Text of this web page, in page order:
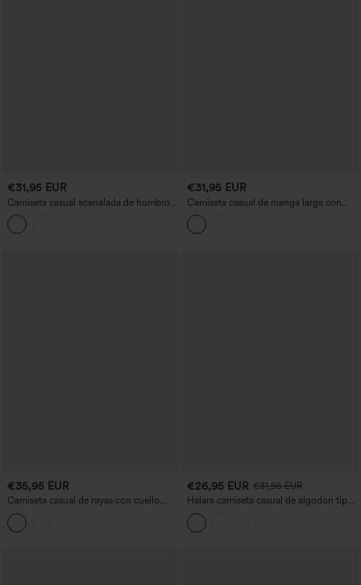
€31,95 EUR
Camiseta casual acanalada de hombros
descubiertos y manga larga, con
sujetador incorporado y corte
ultradelgado
€31,95 EUR
Camiseta casual de manga larga con
escote cuadrado y bajo con volantes
€35,95 EUR
Camiseta casual de rayas con cuello
Henley, mangas largas y abertura para el
pulgar
€26,95 EUR €31,95 EUR
Halara camiseta casual de algodón tipo
jersey con escote redondeado, mangas
cortas y sujetador incorporado